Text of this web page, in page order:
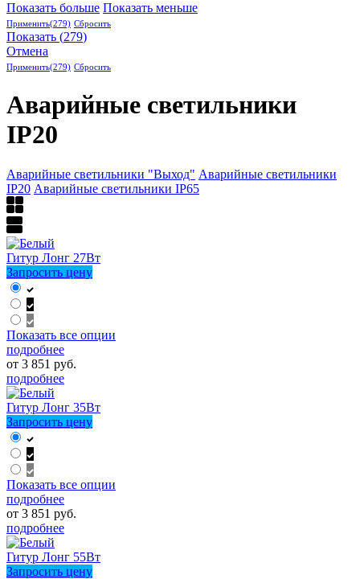
Показать больше Показать меньше
Применить(279) Сбросить
Показать (279)
Отмена
Применить(279) Сбросить
Аварийные светильники
IP20
Аварийные светильники "Выход" Аварийные светильники
IP20 Аварийные светильники IP65
Гитур Лонг 27Вт
Запросить цену
Показать все опции
подробнее
от 3 851 руб.
подробнее
Гитур Лонг 35Вт
Запросить цену
Показать все опции
подробнее
от 3 851 руб.
подробнее
Гитур Лонг 55Вт
Запросить цену